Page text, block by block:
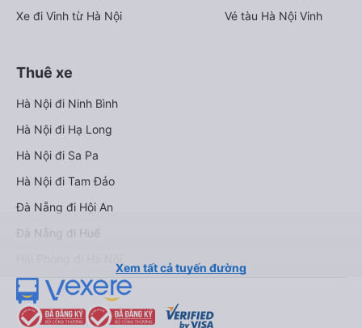
Xe đi Vinh từ Hà Nội
Vé tàu Hà Nội Vinh
Thuê xe
Hà Nội đi Ninh Bình
Hà Nội đi Hạ Long
Hà Nội đi Sa Pa
Hà Nội đi Tam Đảo
Đà Nẵng đi Hội An
Đà Nẵng đi Huế
Xem tất cả tuyến đường